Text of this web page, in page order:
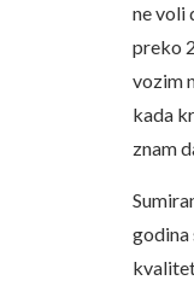
ne voli
preko
vozim
kada
znam
godina